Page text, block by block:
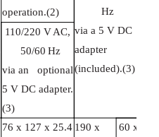
operation.(2)
Hz
via a 5 V DC
adapter
(included).(3)
110/220 V AC,
50/60 Hz
via an optional
5 V DC adapter.
(3)
76 x 127 x 25.4 190 x 60 x